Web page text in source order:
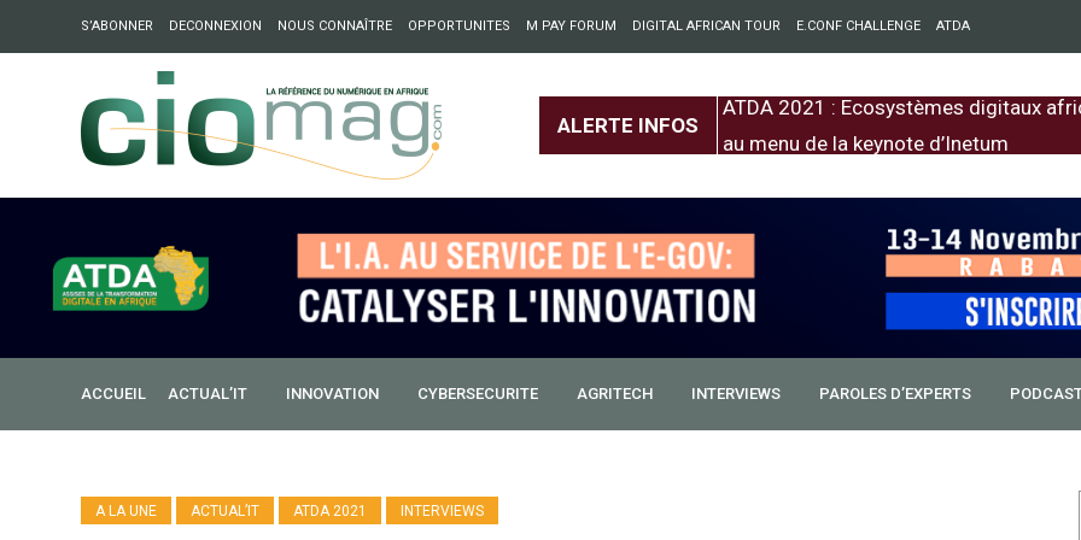
S’ABONNER DECONNEXION NOUS CONNAÎTRE OPPORTUNITES M PAY FORUM DIGITAL AFRICAN TOUR E.CONF CHALLENGE ATDA
ALERTE INFOS
: Partech Shaker lance Chapter54 pour créer des ponts entre l’Europe et
ATDA 2021 : Ecosystèmes digitaux
au menu de la keynote d’Inetum
ACCUEIL ACTUAL’IT INNOVATION CYBERSECURITE AGRITECH INTERVIEWS PAROLES D’EXPERTS
A LA UNE ACTUAL’IT ATDA 2021 INTERVIEWS